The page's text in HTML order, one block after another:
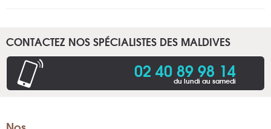
CONTACTEZ NOS SPÉCIALISTES DES MALDIVES
02 40 89 98 14
du lundi au samedi